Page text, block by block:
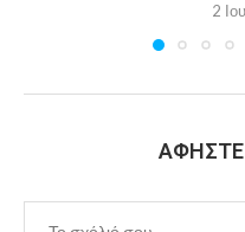
2
ΑΦΉΣΤΕ